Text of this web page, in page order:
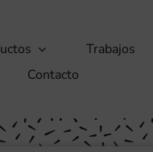
Trabajos
Contacto